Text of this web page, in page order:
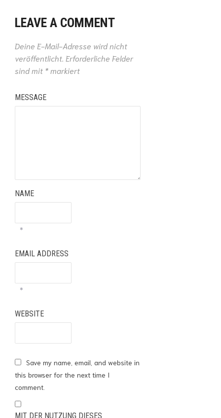
LEAVE A COMMENT
Deine E-Mail-Adresse wird nicht
veröffentlicht. Erforderliche Felder
sind mit * markiert
MESSAGE
NAME
*
EMAIL ADDRESS
*
WEBSITE
Save my name, email, and website in
this browser for the next time I
comment.
MIT DER NUTZUNG DIESES